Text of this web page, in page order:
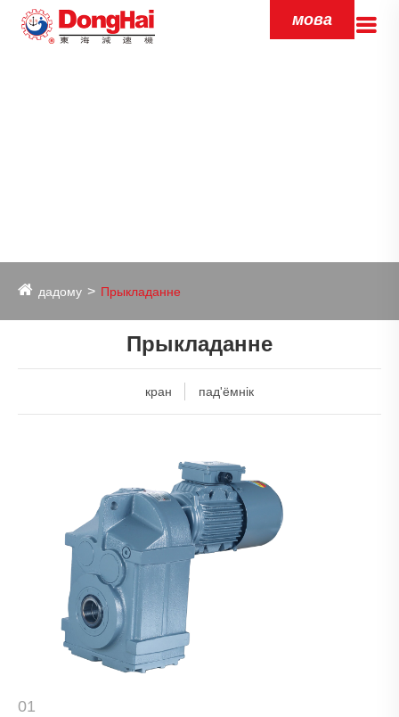
мова
дадому Прыкладанне
Прыкладанне
кран пад'ёмнік
01